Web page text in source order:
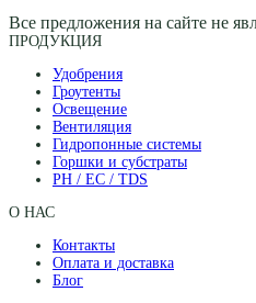
Все предложения на сайте не
ПРОДУКЦИЯ
Удобрения
Гроутенты
Освещение
Вентиляция
Гидропонные системы
Горшки и субстраты
PH / EC / TDS
О НАС
Контакты
Оплата и доставка
Блог